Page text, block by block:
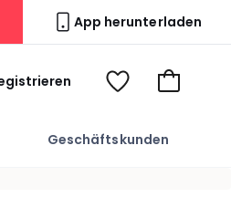
App herunterladen
Geschäftskunden
Voir
Zum